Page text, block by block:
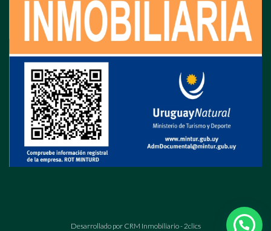
Desarrollado por CRM Inmobiliario - 2clics